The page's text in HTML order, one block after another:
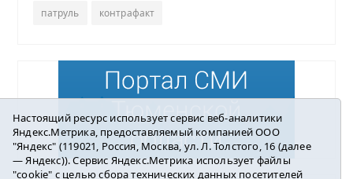
патруль контрафакт
Настоящий ресурс использует сервис веб-аналитики
Яндекс.Метрика, предоставляемый компанией ООО
"Яндекс" (119021, Россия, Москва, ул. Л. Толстого, 16 (далее
— Яндекс)). Сервис Яндекс.Метрика использует файлы
"cookie" с целью сбора технических данных посетителей